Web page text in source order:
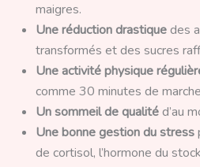
maigres.
Une réduction drastiquedes
transformés et des sucres
Une activité physique
comme 30 minutes de
Un sommeil de qualitéd’au
Une bonne gestion du stress
de cortisol, l’hormone du